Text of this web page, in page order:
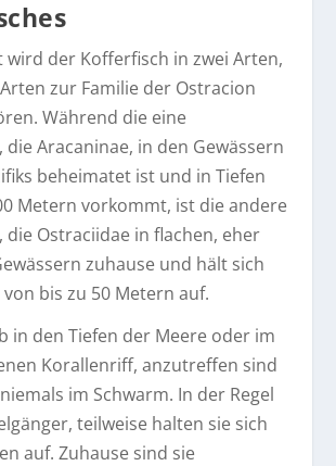
wird der Kofferfisch in zwei Arten,
zur Familie der Ostracion
Während die eine
Aracaninae, in den Gewässern
beheimatet ist und in Tiefen
Metern vorkommt, ist die andere
Ostraciidae in flachen, eher
zuhause und hält sich
bis zu 50 Metern auf.
in den Tiefen der Meere oder im
Korallenriff, anzutreffen sind
im Schwarm. In der Regel
teilweise halten sie sich
auf. Zuhause sind sie